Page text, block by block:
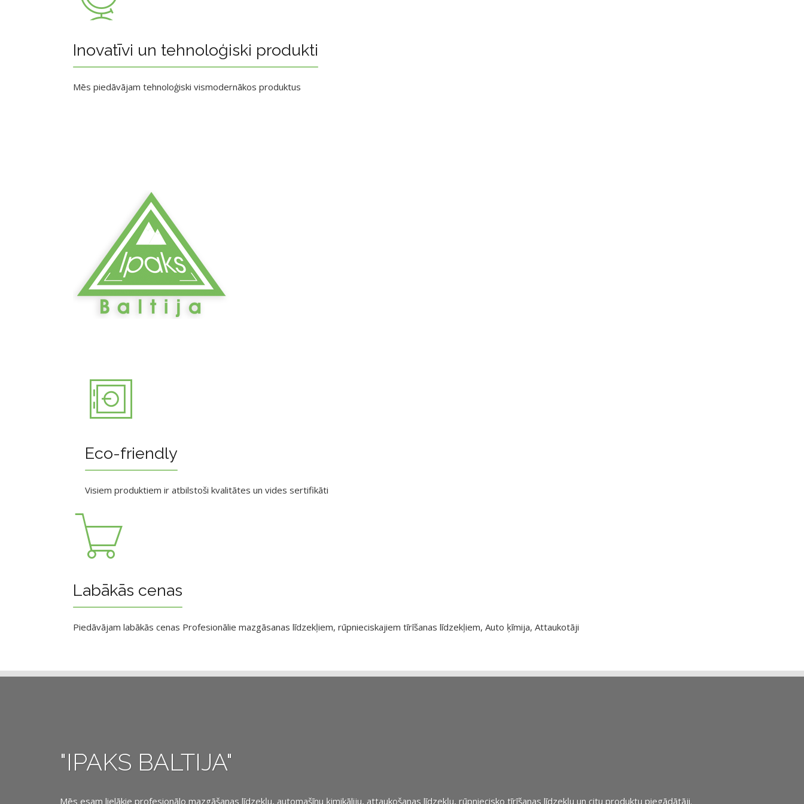
Inovatīvi un tehnoloģiski produkti
Mēs piedāvājam tehnoloģiski vismodernākos produktus
Eco-friendly
Visiem produktiem ir atbilstoši kvalitātes un vides sertifikāti
Labākās cenas
Piedāvājam labākās cenas Profesionālie mazgāsanas līdzekļiem, rūpnieciskajiem tīrīšanas līdzekļiem, Auto ķīmija, Attaukotāji
"IPAKS BALTIJA"
Mēs esam lielākie profesionālo mazgāšanas līdzekļu, automašīnu ķimikāliju, attaukošanas līdzekļu, rūpniecisko tīrīšanas līdzekļu un citu produktu piegādātāji.